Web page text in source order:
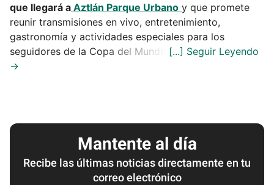
que llegará a Aztlán Parque Urbano y que promete
reunir transmisiones en vivo, entretenimiento,
gastronomía y actividades especiales para los
seguidores de la Copa del Mundo.
Mantente al día
Recibe las últimas noticias directamente en tu
correo electrónico